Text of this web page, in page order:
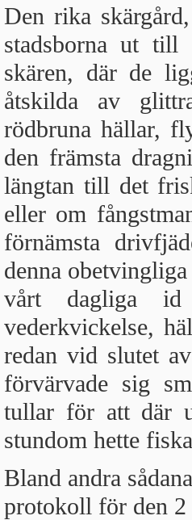
Den rika
stadsborna ut till
skären, där de
åtskilda av
rödbruna hällar,
den främsta
längtan till det
eller om
förnämsta
denna
vårt dagliga id
vederkvickelse,
redan vid slutet
förvärvade sig
tullar för att där
stundom hette
Bland andra
protokoll för den 2